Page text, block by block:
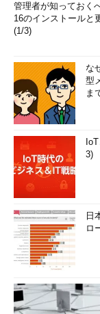
管理者が知っておく
16のインストールと
(1/3)
な
型
ま
3)
日
ロ